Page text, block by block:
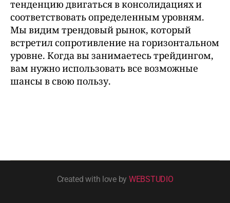
тенденцию двигаться в консолидациях и
соответствовать определенным уровням.
Мы видим трендовый рынок, который
встретил сопротивление на горизонтальном
уровне. Когда вы занимаетесь трейдингом,
вам нужно использовать все возможные
шансы в свою пользу.
Created with love by WEBSTUDIO